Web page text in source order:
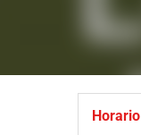
Horario